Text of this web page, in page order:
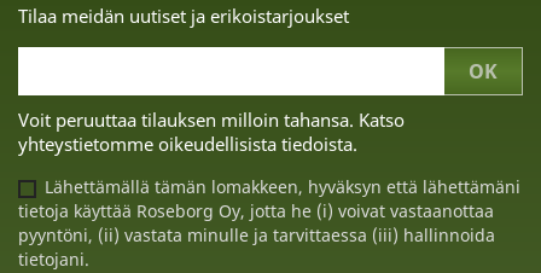
Tilaa meidän uutiset ja erikoistarjoukset
Voit peruuttaa tilauksen milloin tahansa. Katso
yhteystietomme oikeudellisista tiedoista.
Lähettämällä tämän lomakkeen, hyväksyn että lähettämäni
tietoja käyttää Roseborg Oy, jotta he (i) voivat vastaanottaa
pyyntöni, (ii) vastata minulle ja tarvittaessa (iii) hallinnoida
tietojani.